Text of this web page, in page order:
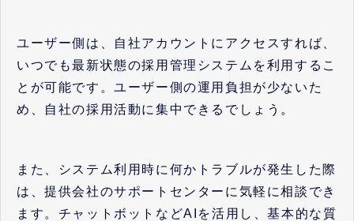
ユーザー側は、自社アカウントにアクセスすれば、
いつでも最新状態の採用管理システムを利用するこ
とが可能です。ユーザー側の運用負担が少ないた
め、自社の採用活動に集中できるでしょう。
また、システム利用時に何かトラブルが発生した際
は、提供会社のサポートセンターに気軽に相談でき
ます。チャットボットなどAIを活用し、基本的な質